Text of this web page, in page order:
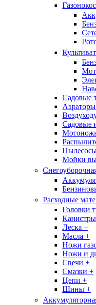
Садовые
Садовые
Мойки
Расходные
Головки
Леска +
Масла +
Ножи
Ножи и
Свечи +
Смазки +
Цепи +
Шины +